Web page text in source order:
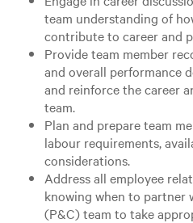
team understanding of
contribute to career and
Provide team member
and overall performance
and reinforce the career
team.
Plan and prepare team
labour requirements,
considerations.
Address all employee
knowing when to partner
(P&C) team to take